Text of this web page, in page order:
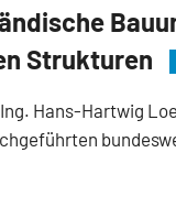
Strukturen
Hans-Hartwig